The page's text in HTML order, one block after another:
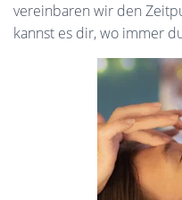
vereinbaren wir den
kannst es dir, wo immer